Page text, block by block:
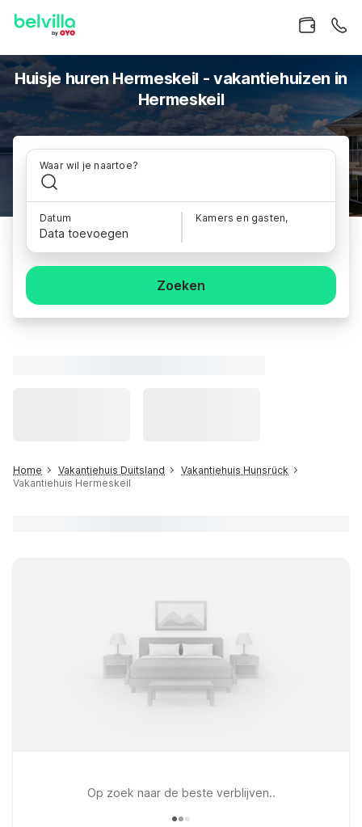
Huisje huren Hermeskeil - vakantiehuizen in
Hermeskeil
Waar wil je naartoe?
Datum
Data toevoegen
Kamers en gasten,
Zoeken
Home Vakantiehuis Duitsland
Vakantiehuis Hunsrück
Vakantiehuis Hermeskeil
Op zoek naar de beste verblijven..